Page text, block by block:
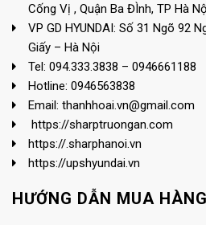
Cống Vị , Quận Ba ĐÌnh, TP Hà
VP GD HYUNDAI: Số 31 Ngõ 92
Giấy – Hà Nội
Tel: 094.333.3838 – 0946661188
Hotline: 0946563838
Email: thanhhoai.vn@gmail.com
https://sharptruongan.com
https://.sharphanoi.vn
https://upshyundai.vn
HƯỚNG DẪN MUA HÀNG